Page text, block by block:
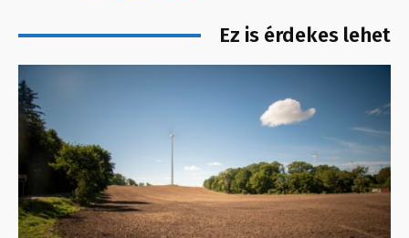
Ez is érdekes lehet